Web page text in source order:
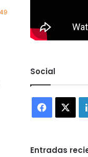
Social
Entradas